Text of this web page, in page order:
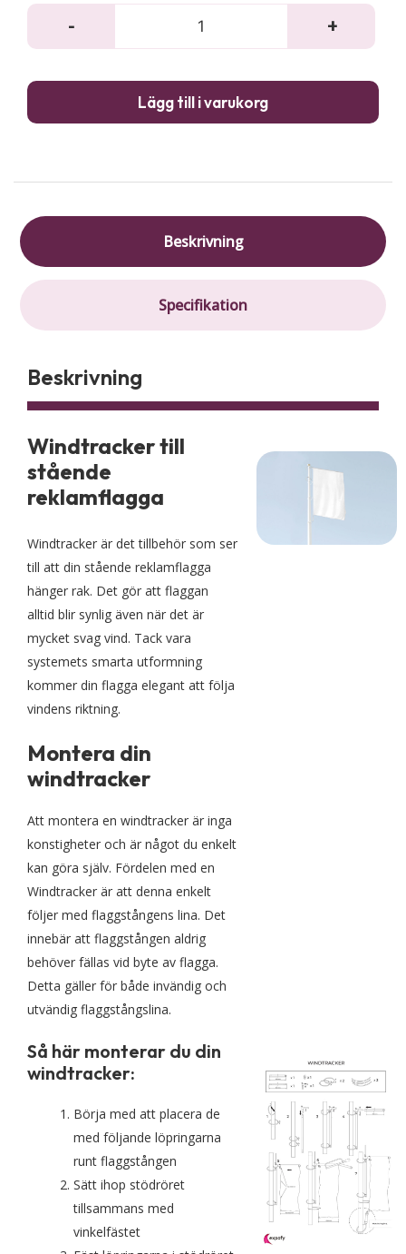
- +
Lägg till i varukorg
Beskrivning
Specifikation
Beskrivning
Windtracker till
stående
reklamflagga
Windtracker är det tillbehör som ser
till att din stående reklamflagga
hänger rak. Det gör att flaggan
alltid blir synlig även när det är
mycket svag vind. Tack vara
systemets smarta utformning
kommer din flagga elegant att följa
vindens riktning.
Montera din
windtracker
Att montera en windtracker är inga
konstigheter och är något du enkelt
kan göra själv. Fördelen med en
Windtracker är att denna enkelt
följer med flaggstångens lina. Det
innebär att flaggstången aldrig
behöver fällas vid byte av flagga.
Detta gäller för både invändig och
utvändig flaggstångslina.
Så här monterar du din
windtracker:
Börja med att placera de
med följande löpringarna
runt flaggstången
Sätt ihop stödröret
tillsammans med
vinkelfästet